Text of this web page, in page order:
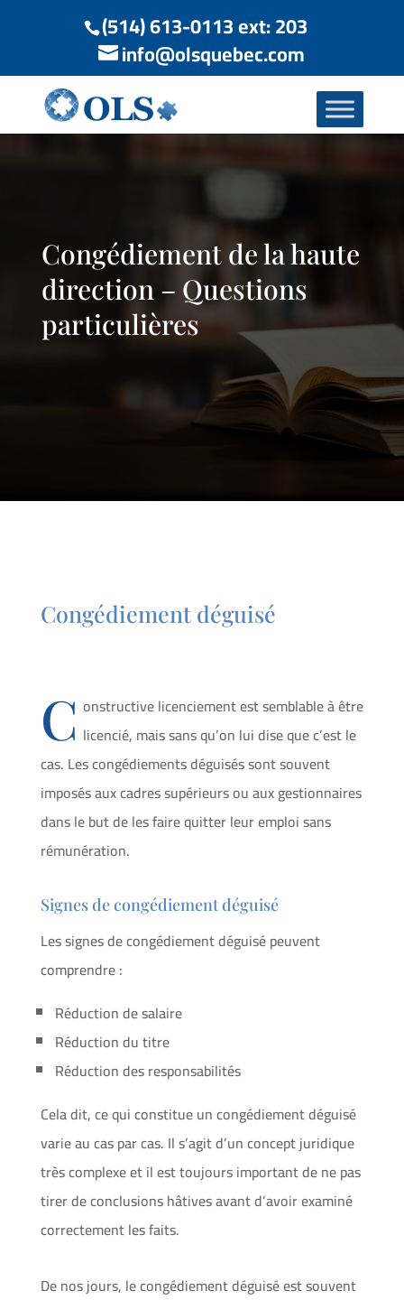
(514) 613-0113 ext: 203
info@olsquebec.com
Congédiement de la haute
direction – Questions
particulières
Congédiement déguisé
C onstructive licenciement est semblable à être
licencié, mais sans qu’on lui dise que c’est le
cas. Les congédiements déguisés sont souvent
imposés aux cadres supérieurs ou aux gestionnaires
dans le but de les faire quitter leur emploi sans
rémunération.
Signes de congédiement déguisé
Les signes de congédiement déguisé peuvent
comprendre :
Réduction de salaire
Réduction du titre
Réduction des responsabilités
Cela dit, ce qui constitue un congédiement déguisé
varie au cas par cas. Il s’agit d’un concept juridique
très complexe et il est toujours important de ne pas
tirer de conclusions hâtives avant d’avoir examiné
correctement les faits.
De nos jours, le congédiement déguisé est souvent